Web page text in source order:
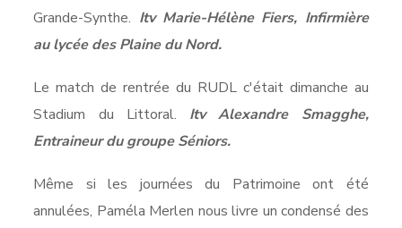
Grande-Synthe. Itv Marie-Hélène Fiers, Infirmière
au lycée des Plaine du Nord.
Le match de rentrée du RUDL c'était dimanche au
Stadium du Littoral. Itv Alexandre Smagghe,
Entraineur du groupe Séniors.
Même si les journées du Patrimoine ont été
annulées, Paméla Merlen nous livre un condensé des